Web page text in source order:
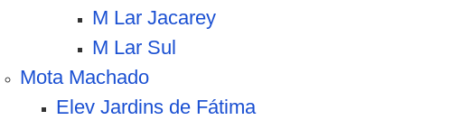
M Lar Jacarey
M Lar Sul
Mota Machado
Elev Jardins de Fátima